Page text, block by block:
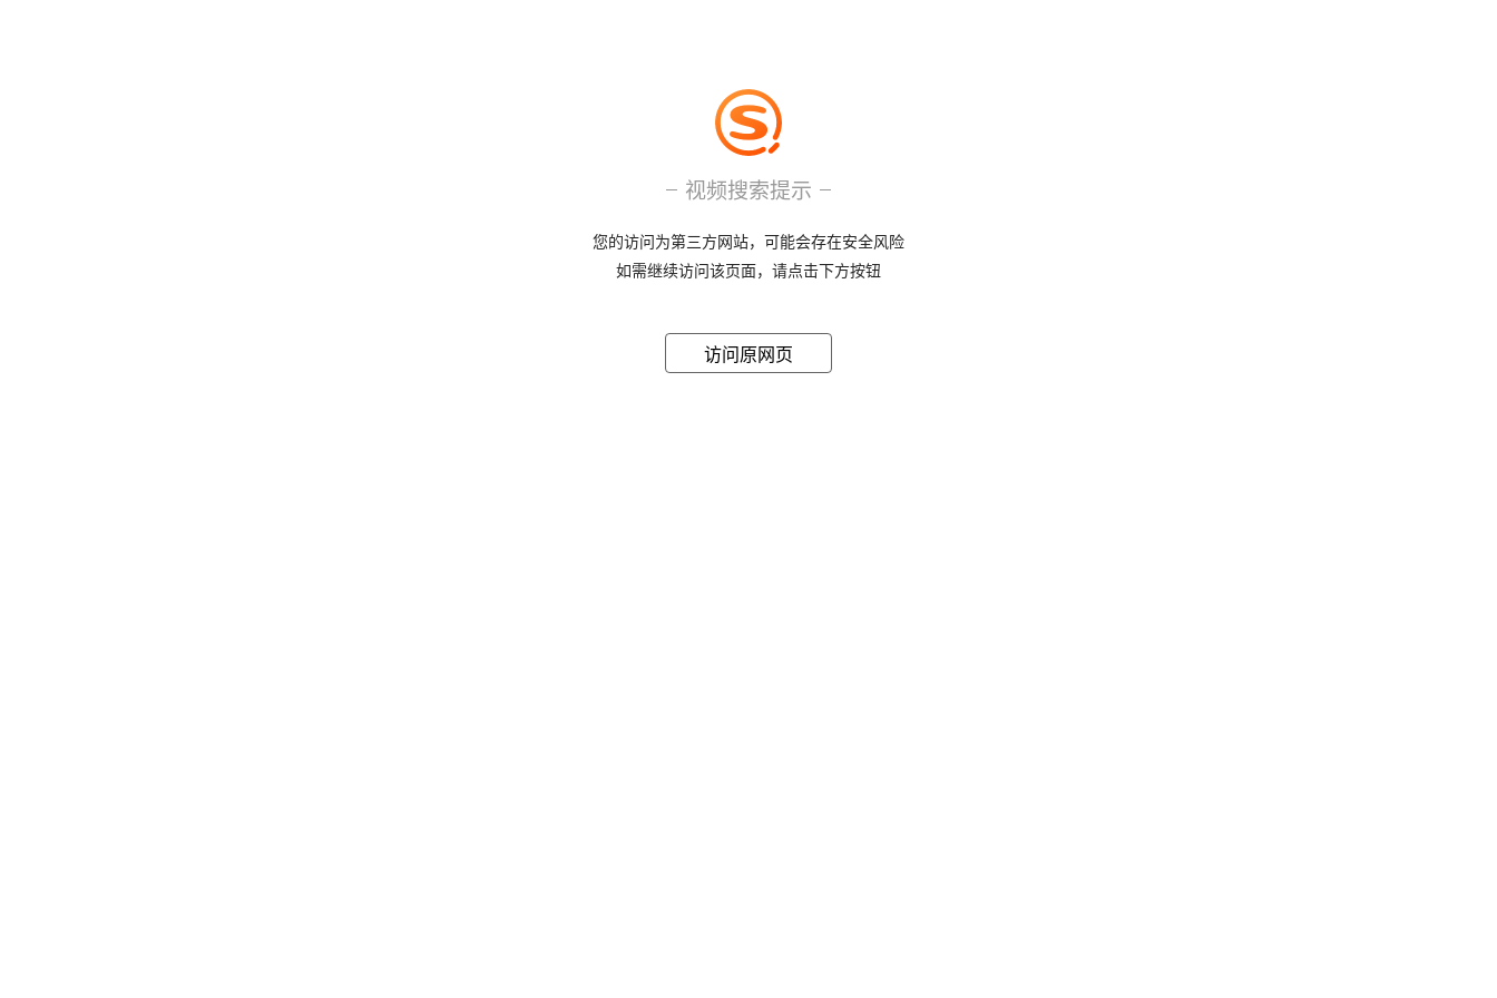
视频搜索提示
您的访问为第三方网站，可能会存在安全风险
如需继续访问该页面，请点击下方按钮
访问原网页